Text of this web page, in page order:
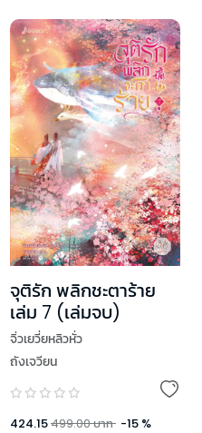
จุติรัก พลิกชะตาร้าย
เล่ม 7 (เล่มจบ)
จิ่วเยวี่ยหลิวหั่ว
ถังเจวียน
424.15499.00บาท -15 %